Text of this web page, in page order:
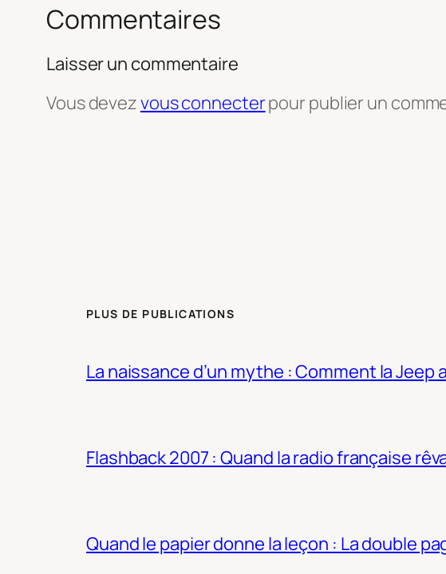
Commentaires
Laisser un commentaire
Vous devezvous connecterpour publier un
PLUS DE PUBLICATIONS
La naissance d’un mythe : Comment la Jeep
Flashback 2007 : Quand la radio française
Quand le papier donne la leçon : La double